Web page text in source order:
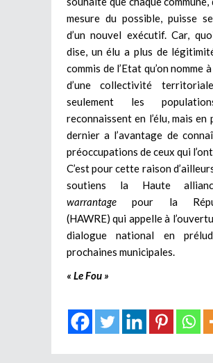
mesure du possible, puisse
d’un nouvel exécutif. Car,
dise, un élu a plus de
commis de l’Etat qu’on nomme
d’une collectivité
seulement les
reconnaissent en l’élu, mais en
dernier a l’avantage de
préoccupations de ceux qui
C’est pour cette raison
soutiens la Haute
warrantage pour la
(HAWRE) qui appelle à
dialogue national en
prochaines municipales.
« Le Fou »